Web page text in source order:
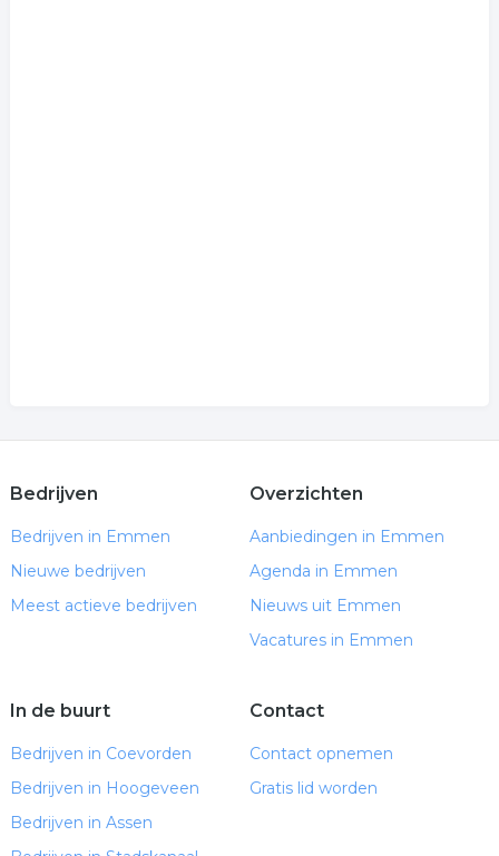
Bedrijven
Bedrijven in Emmen
Nieuwe bedrijven
Meest actieve bedrijven
Overzichten
Aanbiedingen in Emmen
Agenda in Emmen
Nieuws uit Emmen
Vacatures in Emmen
In de buurt
Bedrijven in Coevorden
Bedrijven in Hoogeveen
Bedrijven in Assen
Contact
Contact opnemen
Gratis lid worden